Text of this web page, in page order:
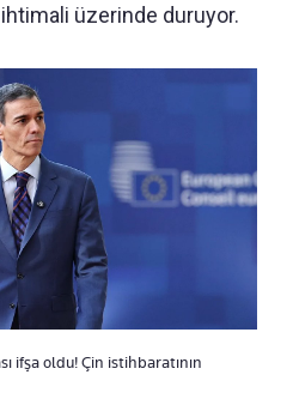
ihtimali üzerinde duruyor.
ifşa oldu! Çin istihbaratının